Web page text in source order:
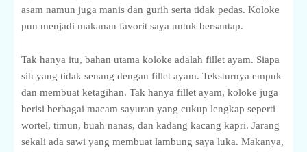
asam namun juga manis dan gurih serta tidak pedas. Koloke
pun menjadi makanan favorit saya untuk bersantap.
Tak hanya itu, bahan utama koloke adalah fillet ayam. Siapa
sih yang tidak senang dengan fillet ayam. Teksturnya empuk
dan membuat ketagihan. Tak hanya fillet ayam, koloke juga
berisi berbagai macam sayuran yang cukup lengkap seperti
wortel, timun, buah nanas, dan kadang kacang kapri. Jarang
sekali ada sawi yang membuat lambung saya luka. Makanya,